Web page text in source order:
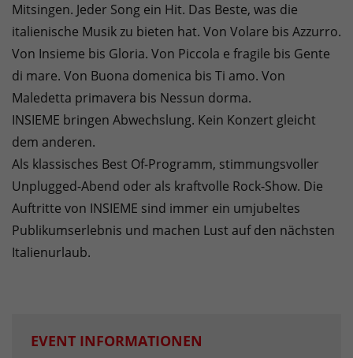
Mitsingen. Jeder Song ein Hit. Das Beste, was die
italienische Musik zu bieten hat. Von Volare bis Azzurro.
Von Insieme bis Gloria. Von Piccola e fragile bis Gente
di mare. Von Buona domenica bis Ti amo. Von
Maledetta primavera bis Nessun dorma.
INSIEME bringen Abwechslung. Kein Konzert gleicht
dem anderen.
Als klassisches Best Of-Programm, stimmungsvoller
Unplugged-Abend oder als kraftvolle Rock-Show. Die
Auftritte von INSIEME sind immer ein umjubeltes
Publikumserlebnis und machen Lust auf den nächsten
Italienurlaub.
EVENT INFORMATIONEN